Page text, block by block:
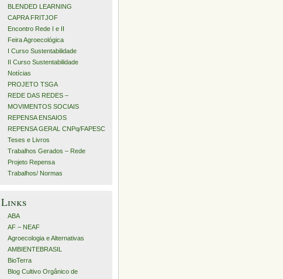
BLENDED LEARNING
CAPRA FRITJOF
Encontro Rede I e II
Feira Agroecológica
I Curso Sustentabilidade
II Curso Sustentabilidade
Notícias
PROJETO TSGA
REDE DAS REDES –
MOVIMENTOS SOCIAIS
REPENSA ENSAIOS
REPENSA GERAL CNPq/FAPESC
Teses e Livros
Trabalhos Gerados – Rede
Projeto Repensa
Trabalhos/ Normas
Links
ABA
AF – NEAF
Agroecologia e Alternativas
AMBIENTEBRASIL
BioTerra
Blog Cultivo Orgânico de